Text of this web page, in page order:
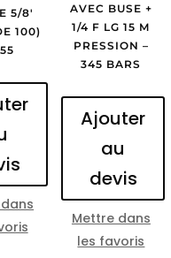
5/8′
100)
AVEC BUSE +
1/4 F LG 15 M
PRESSION –
345 BARS
Ajouter
au
devis
Mettre dans
les favoris